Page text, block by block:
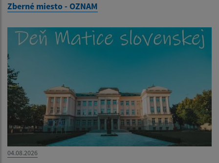
Zberné miesto - OZNAM
04.08.2026